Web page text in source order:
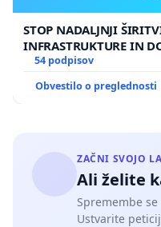
STOP NADALJNJI
INFRASTRUKTURE IN
GRADIŠČAKU
54 podpisov
Obvestilo o preglednosti
ZAČNI SVOJO
Ali želite
Spremembe
Ustvarite